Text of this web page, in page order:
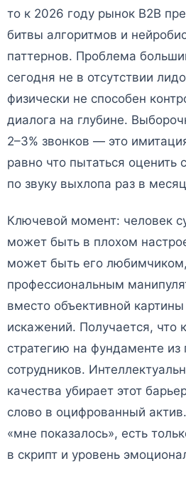
то к 2026 году рынок B2B
битвы алгоритмов и
паттернов. Проблема
сегодня не в отсутствии
физически не способен
диалога на глубине.
2–3% звонков — это
равно что пытаться оценить
по звуку выхлопа раз в
Ключевой момент: человек
может быть в плохом
может быть его
профессиональным
вместо объективной
искажений. Получается, что
стратегию на фундаменте
сотрудников.
качества убирает этот
слово в оцифрованный
«мне показалось», есть
в скрипт и уровень